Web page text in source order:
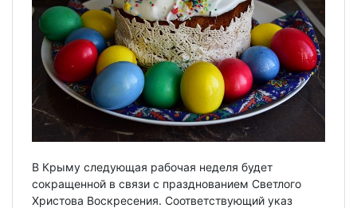
В Крыму следующая рабочая неделя будет
сокращенной в связи с празднованием Светлого
Христова Воскресения. Соответствующий указ